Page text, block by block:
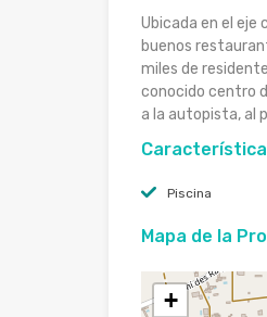
Ubicada en el eje
buenos
miles de
conocido centro
a la autopista, al
Piscina
Mapa de la
+